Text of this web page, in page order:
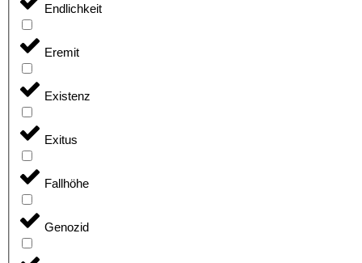
Endlichkeit
Eremit
Existenz
Exitus
Fallhöhe
Genozid